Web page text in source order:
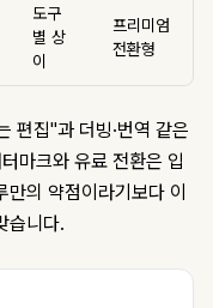
도구
별 상
이
프리미엄
전환형
편집"과 더빙·번역 같은
마크와 유료 전환은 입
의 약점이라기보다 이
습니다.